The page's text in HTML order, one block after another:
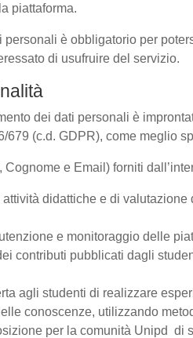
piattaforma.
personali è obbligatorio per
di usufruire del servizio.
dei dati personali è
679 (c.d. GDPR), come meglio
Cognome e Email) forniti
attività didattiche e di
e monitoraggio delle
contributi pubblicati dagli
agli studenti di realizzare
conoscenze, utilizzando
per la comunità Unipd di